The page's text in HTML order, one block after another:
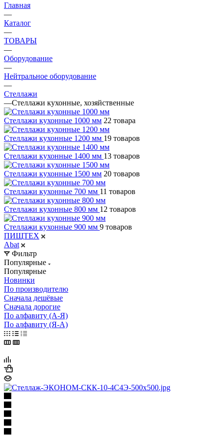
Главная
—
Каталог
—
ТОВАРЫ
—
Оборудование
—
Нейтральное оборудование
—
Стеллажи
—Стеллажи кухонные, хозяйственные
Стеллажи кухонные 1000 мм 22 товара
Стеллажи кухонные 1200 мм 19 товаров
Стеллажи кухонные 1400 мм 13 товаров
Стеллажи кухонные 1500 мм 20 товаров
Стеллажи кухонные 700 мм 11 товаров
Стеллажи кухонные 800 мм 12 товаров
Стеллажи кухонные 900 мм 9 товаров
ПИЩТЕХ
Abat
Фильтр
Популярные
Популярные
Новинки
По производителю
Сначала дешёвые
Сначала дорогие
По алфавиту (А-Я)
По алфавиту (Я-А)